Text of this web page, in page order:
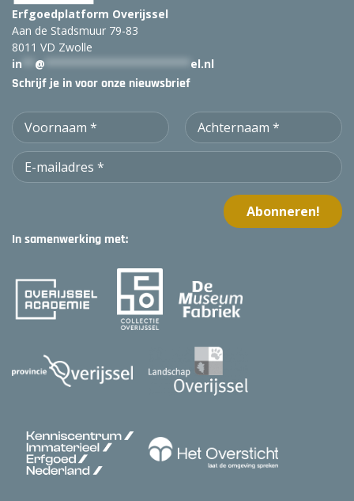
Erfgoedplatform Overijssel
Aan de Stadsmuur 79-83
8011 VD Zwolle
in
@ el.nl
Schrijf je in voor onze nieuwsbrief
In samenwerking met: